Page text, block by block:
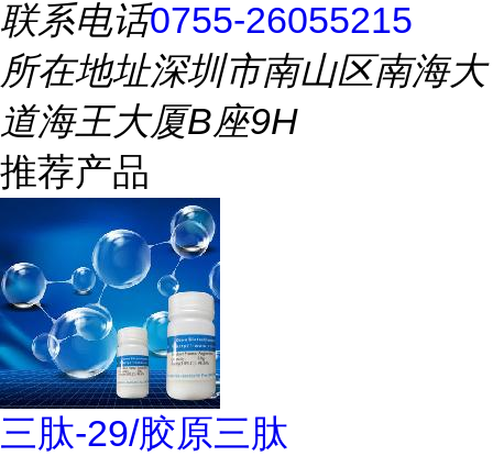
联系电话0755-26055215
所在地址深圳市南山区南海大
道海王大厦B座9H
推荐产品
三肽-29/胶原三肽